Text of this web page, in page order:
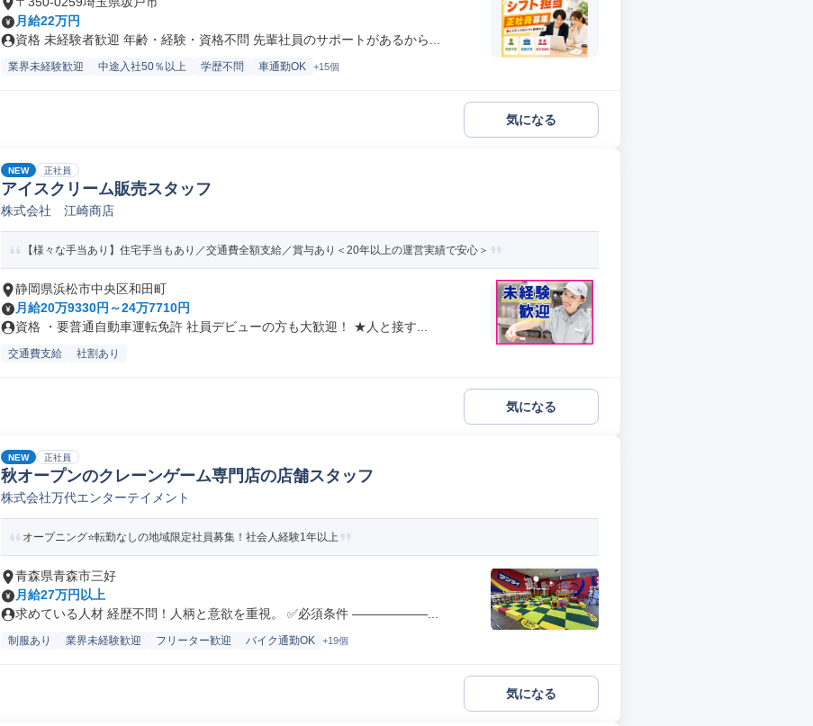
月給22万円
資格 未経験者歓迎 年齢・経験・資格不問 先輩社員のサポートがあるから...
業界未経験歓迎 中途入社50％以上 学歴不問 車通勤OK +15個
気になる
NEW 正社員
アイスクリーム販売スタッフ
株式会社 江崎商店
【様々な手当あり】住宅手当もあり／交通費全額支給／賞与あり＜20年以上の運営実績で安心＞
静岡県浜松市中央区和田町
月給20万9330円～24万7710円
資格 ・要普通自動車運転免許 社員デビューの方も大歓迎！ ★人と接す...
交通費支給 社割あり
気になる
NEW 正社員
秋オープンのクレーンゲーム専門店の店舗スタッフ
株式会社万代エンターテイメント
オープニング⭐転勤なしの地域限定社員募集！社会人経験1年以上
青森県青森市三好
月給27万円以上
求めている人材 経歴不問！人柄と意欲を重視。 ✅必須条件 ――――――...
制服あり 業界未経験歓迎 フリーター歓迎 バイク通勤OK +19個
気になる